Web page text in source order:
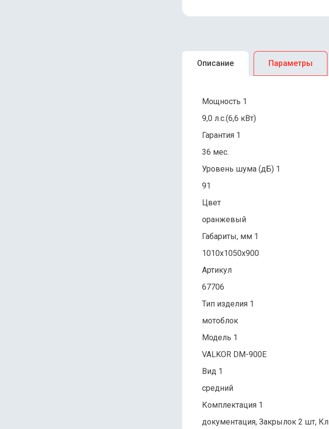
Описание Параметры
Мощность 1
9,0 л.с.(6,6 кВт)
Гарантия 1
36 мес.
Уровень шума (дБ) 1
91
Цвет
оранжевый
Габариты, мм 1
1010х1050х900
Артикул
67706
Тип изделия 1
мотоблок
Модель 1
VALKOR DM-900E
Вид 1
средний
Комплектация 1
документация, Закрылок 2 шт,